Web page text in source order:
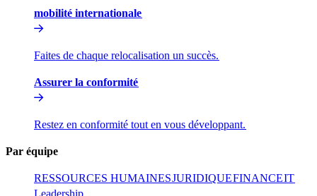
mobilité internationale​​
Faites de chaque relocalisation un succès.​​
Assurer la conformité​​
Restez en conformité tout en vous développant.​​
Par équipe​​
RESSOURCES HUMAINES​​JURIDIQUE​​FINANCE​​IT​​
Leadership​​